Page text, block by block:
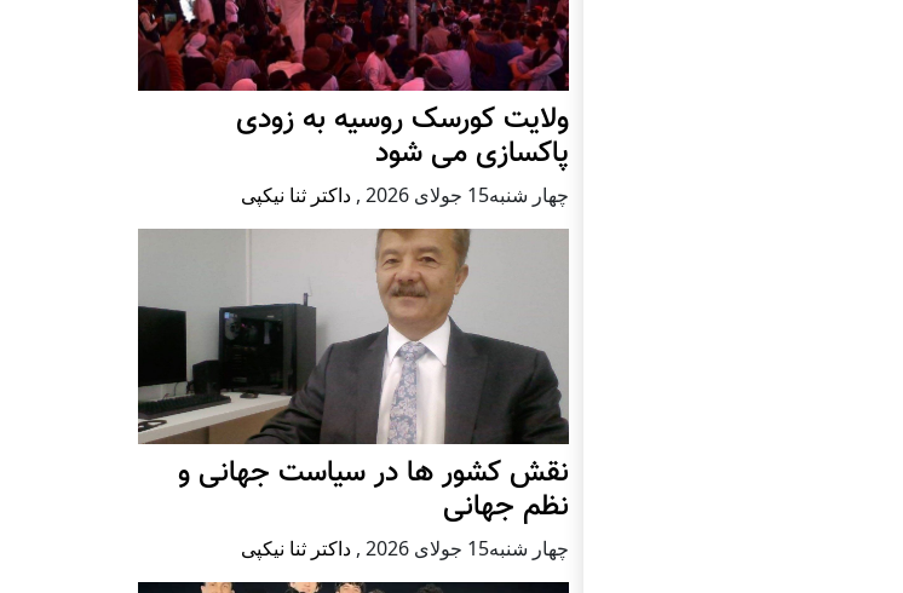
ولایت کورسک روسیه به زودی
پاکسازی می شود
چهار شنبه15 جولای 2026 , داکتر ثنا نیکپی
نقش کشور ها در سیاست جهانی و
نظم جهانی
چهار شنبه15 جولای 2026 , داکتر ثنا نیکپی